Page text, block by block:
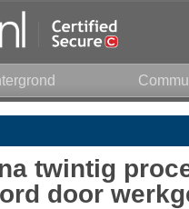
twintig
door